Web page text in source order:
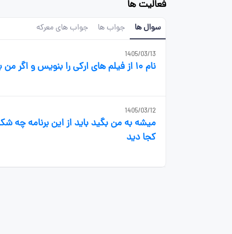
فعالیت ها
سوال ها جواب ها جواب های معرکه
1405/03/13
نام ۱۰ از فیلم های ارکی را بنویس و اگر من بشناسم معر که میدم
1405/03/12
میشه به من بگید باید از این برنامه چه
کجا دید